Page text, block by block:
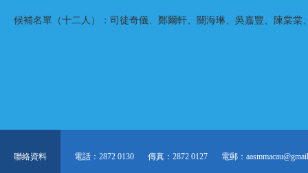
候補名單（十二人）：司徒奇儀、鄭爾軒、關海琳、吳嘉豐、陳棠
聯絡資料 電話：2872 0130 傳真：2872 0127 電郵：